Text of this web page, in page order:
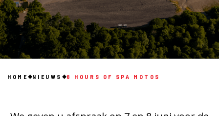
HOME NIEUWS 8 HOURS OF SPA MOTOS